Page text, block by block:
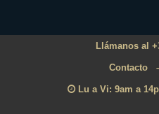
Llámanos al
Contacto
Lu a Vi: 9am a